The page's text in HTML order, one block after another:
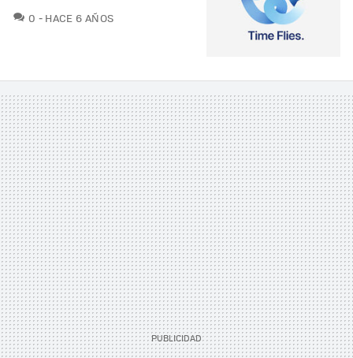
0 COMENTARIOS
HACE 6 AÑOS